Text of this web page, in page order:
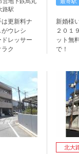
路駅
更新料ナ
ウレシ
レッサー
ク
新婚様
２０１
ット無
で！
北大